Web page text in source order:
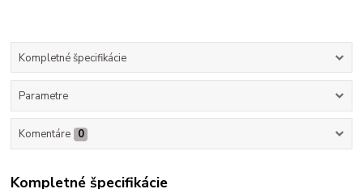
Kompletné špecifikácie
Parametre
Komentáre 0
Kompletné špecifikácie